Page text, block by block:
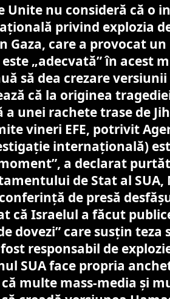
Unite nu consideră că o
privind explozia
Gaza, care a provocat
„adecvată” în acest
să dea crezare
că la originea
a unei rachete trase de
vineri EFE, potrivit
internaţională)
a declarat
de Stat al
de presă
că Israelul a făcut
dovezi” care susţin teza
responsabil de
SUA face propria
multe mass-media şi